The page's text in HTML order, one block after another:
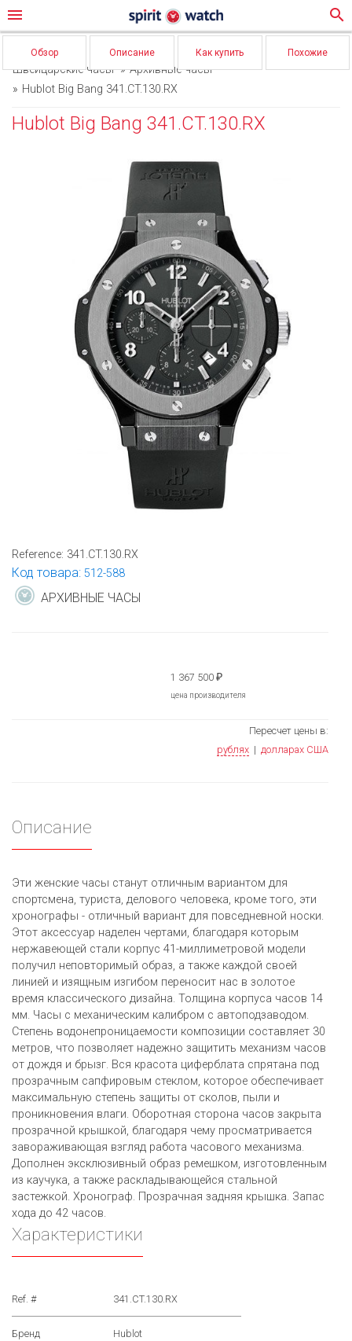
menu search
Обзор Описание Как купить Похожие
Швейцарские часы
Архивные часы
Hublot Big Bang 341.CT.130.RX
Hublot Big Bang 341.CT.130.RX
Reference: 341.CT.130.RX
Код товара: 512-588
АРХИВНЫЕ ЧАСЫ
1 367 500 ₽
цена производителя
Пересчет цены в:
рублях | долларах США
Описание
Эти женские часы станут отличным вариантом для
спортсмена, туриста, делового человека, кроме того, эти
хронографы - отличный вариант для повседневной носки.
Этот аксессуар наделен чертами, благодаря которым
нержавеющей стали корпус 41-миллиметровой модели
получил неповторимый образ, а также каждой своей
линией и изящным изгибом переносит нас в золотое
время классического дизайна. Толщина корпуса часов 14
мм. Часы с механическим калибром с автоподзаводом.
Степень водонепроницаемости композиции составляет 30
метров, что позволяет надежно защитить механизм часов
от дождя и брызг. Вся красота циферблата спрятана под
прозрачным сапфировым стеклом, которое обеспечивает
максимальную степень защиты от сколов, пыли и
проникновения влаги. Оборотная сторона часов закрыта
прозрачной крышкой, благодаря чему просматривается
завораживающая взгляд работа часового механизма.
Дополнен эксклюзивный образ ремешком, изготовленным
из каучука, а также раскладывающейся стальной
застежкой. Хронограф. Прозрачная задняя крышка. Запас
хода до 42 часов.
Характеристики
Ref. # 341.CT.130.RX
Бренд Hublot